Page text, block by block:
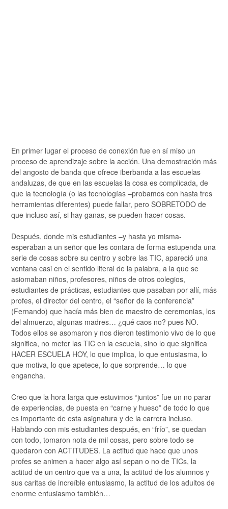
En primer lugar el proceso de conexión fue en sí miso un
proceso de aprendizaje sobre la acción. Una demostración más
del angosto de banda que ofrece iberbanda a las escuelas
andaluzas, de que en las escuelas la cosa es complicada, de
que la tecnología (o las tecnologías –probamos con hasta tres
herramientas diferentes) puede fallar, pero SOBRETODO de
que incluso así, si hay ganas, se pueden hacer cosas.
Después, donde mis estudiantes –y hasta yo misma-
esperaban a un señor que les contara de forma estupenda una
serie de cosas sobre su centro y sobre las TIC, apareció una
ventana casi en el sentido literal de la palabra, a la que se
asiomaban niños, profesores, niños de otros colegios,
estudiantes de prácticas, estudiantes que pasaban por allí, más
profes, el director del centro, el “señor de la conferencia”
(Fernando) que hacía más bien de maestro de ceremonias, los
del almuerzo, algunas madres… ¿qué caos no? pues NO.
Todos ellos se asomaron y nos dieron testimonio vivo de lo que
significa, no meter las TIC en la escuela, sino lo que significa
HACER ESCUELA HOY, lo que implica, lo que entusiasma, lo
que motiva, lo que apetece, lo que sorprende… lo que
engancha.
Creo que la hora larga que estuvimos “juntos” fue un no parar
de experiencias, de puesta en “carne y hueso” de todo lo que
es importante de esta asignatura y de la carrera incluso.
Hablando con mis estudiantes después, en “frío”, se quedan
con todo, tomaron nota de mil cosas, pero sobre todo se
quedaron con ACTITUDES. La actitud que hace que unos
profes se animen a hacer algo así sepan o no de TICs, la
actitud de un centro que va a una, la actitud de los alumnos y
sus caritas de increíble entusiasmo, la actitud de los adultos de
enorme entusiasmo también…